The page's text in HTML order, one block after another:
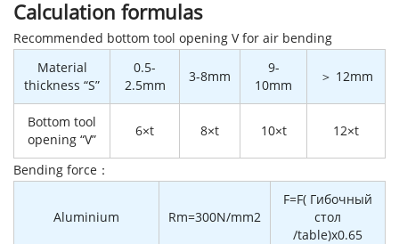
Calculation formulas
Recommended bottom tool opening V for air bending
Material
thickness “S”
0.5-
2.5mm
3-8mm
9-
10mm
＞ 12mm
Bottom tool
opening “V”
6×t 8×t 10×t 12×t
Bending force：
Aluminium Rm=300N/mm2
F=F( Гибочный
стол
/table)x0.65